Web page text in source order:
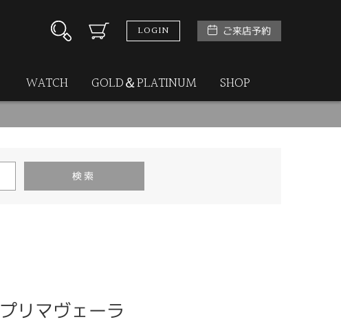
LOGIN ご来店予約
WATCH GOLD＆PLATINUM SHOP
リマヴェーラ